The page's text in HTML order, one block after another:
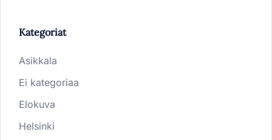
Kategoriat
Asikkala
Ei kategoriaa
Elokuva
Helsinki